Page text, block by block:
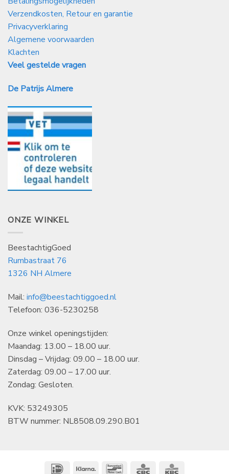
Verzendkosten, Retour en garantie
Privacyverklaring
Algemene voorwaarden
Klachten
Veel gestelde vragen
De Patrijs Almere
ONZE WINKEL
BeestachtigGoed
Rumbastraat 76
1326 NH Almere
Mail: info@beestachtiggoed.nl
Telefoon: 036-5230258
Onze winkel openingstijden:
Maandag: 13.00 – 18.00 uur.
Dinsdag – Vrijdag: 09.00 – 18.00 uur.
Zaterdag: 09.00 – 17.00 uur.
Zondag: Gesloten.
KVK: 53249305
BTW nummer: NL8508.09.290.B01
IDeal Klarna BancontactCBC